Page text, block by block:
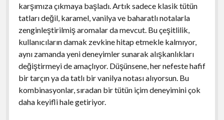
karşımıza çıkmaya başladı. Artık sadece klasik tütün
tatları değil, karamel, vanilya ve baharatlı notalarla
zenginleştirilmiş aromalar da mevcut. Bu çeşitlilik,
kullanıcıların damak zevkine hitap etmekle kalmıyor,
aynı zamanda yeni deneyimler sunarak alışkanlıkları
değiştirmeyi de amaçlıyor. Düşünsene, her nefeste hafif
bir tarçın ya da tatlı bir vanilya notası alıyorsun. Bu
kombinasyonlar, sıradan bir tütün içim deneyimini çok
daha keyifli hale getiriyor.